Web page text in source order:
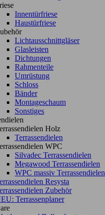
Innentürfriese
Haustürfriese
Lichtausschnittgläser
Glasleisten
Dichtungen
Rahmenteile
Umrüstung
Schloss
Bänder
Montageschaum
Sonstiges
Holz
Terrassendielen
WPC
Silvadec Terrassendielen
Megawood Terrassendielen
WPC massiv Terrassendielen
Resysta
Zubehör
Terrassenplaner